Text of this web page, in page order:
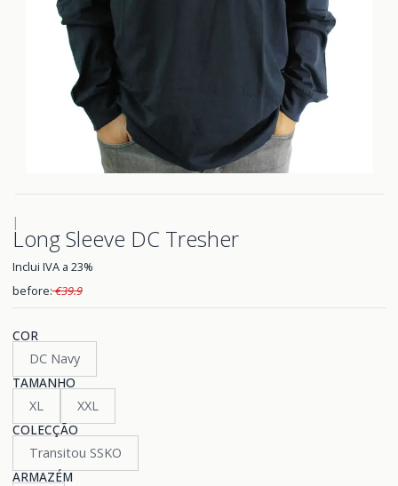
|
Long Sleeve DC Tresher
Inclui IVA a 23%
before:€39.9
COR
DC Navy
TAMANHO
XL
XXL
COLECÇÃO
Transitou SSKO
ARMAZÉM